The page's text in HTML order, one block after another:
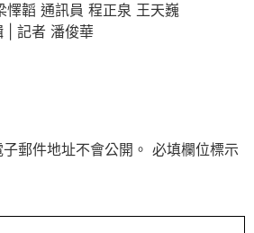
韜 通訊員 程正泉 王天巍
| 記者 潘俊華
郵件地址不會公開。 必填欄位標示